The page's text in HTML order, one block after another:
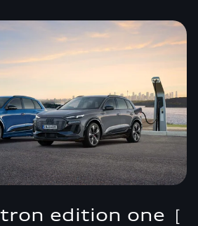
edition one［